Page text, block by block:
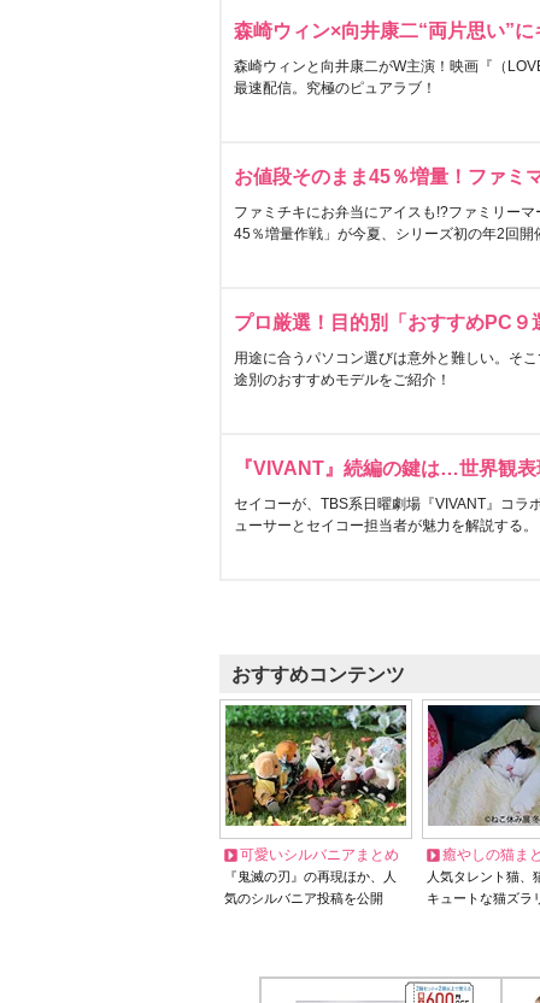
森崎ウィン×向井康二“両片思い”
森崎ウィンと向井康二がW主演！映画『（
最速配信。究極のピュアラブ！
お値段そのまま45％増量！ファミ
ファミチキにお弁当にアイスも!?ファミリー
45％増量作戦」が今夏、シリーズ初の年2回開
プロ厳選！目的別「おすすめPC９
用途に合うパソコン選びは意外と難しい。そ
途別のおすすめモデルをご紹介！
『VIVANT』続編の鍵は…世界観
セイコーが、TBS系日曜劇場『VIVANT』コラ
ューサーとセイコー担当者が魅力を解説する。
おすすめコンテンツ
可愛いシルバニアまとめ
『鬼滅の刃』の再現ほか、人
気のシルバニア投稿を公開
癒やしの猫ま
人気タレント猫
キュートな猫ズラ